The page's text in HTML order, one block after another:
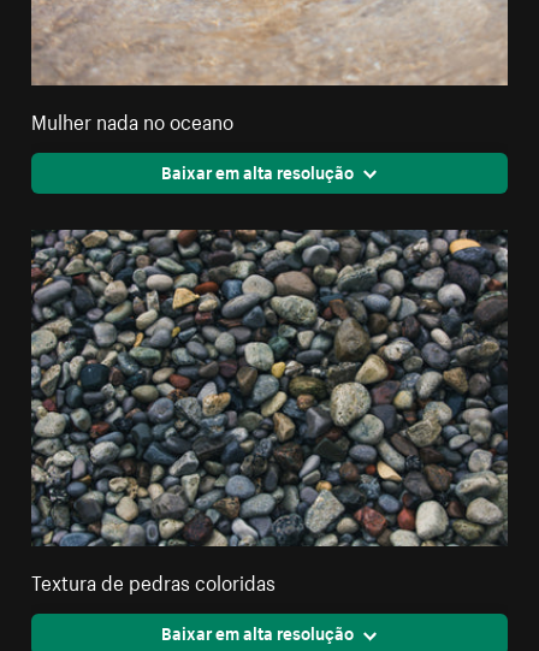
Mulher nada no oceano
Baixar em alta resolução
Textura de pedras coloridas
Baixar em alta resolução